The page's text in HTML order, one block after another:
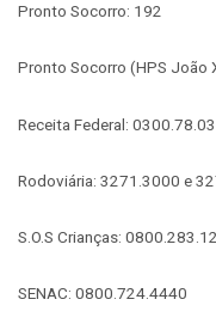
Pronto Socorro: 192
Pronto Socorro (HPS João
Receita Federal:
Rodoviária: 3271.3000 e
S.O.S Crianças:
SENAC: 0800.724.4440